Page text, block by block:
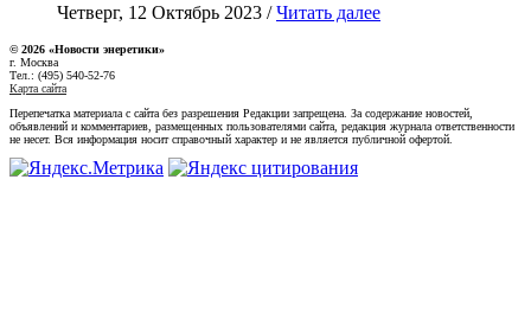
Четверг, 12 Октябрь 2023 /Читать далее
© 2026 «Новости энеретики»
г. Москва
Тел.: (495) 540-52-76
Карта сайта
Перепечатка материала с сайта без разрешения Редакции запрещена. За содержание новостей,
объявлений и комментариев, размещенных пользователями сайта, редакция журнала ответственности
не несет. Вся информация носит справочный характер и не является публичной офертой.